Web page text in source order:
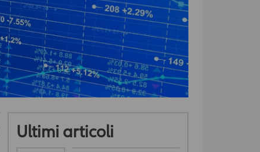
Ultimi articoli